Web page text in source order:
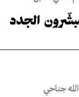
الجدد
جناحي